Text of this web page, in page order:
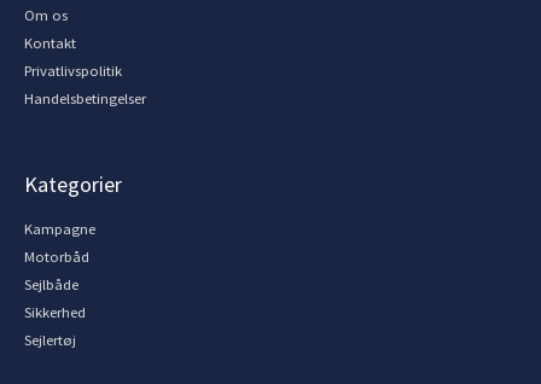
Om os
Kontakt
Privatlivspolitik
Handelsbetingelser
Kategorier
Kampagne
Motorbåd
Sejlbåde
Sikkerhed
Sejlertøj